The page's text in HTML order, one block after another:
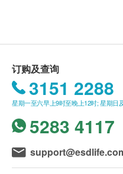
血压
肝功能
白蛋白
谷草转氨酶
HK$1,250.0
上腹部超声波 ( 肝、胆、
透过超声波检查肝、胆、
20% off
HK$1,900.0 HK$2,380
客户须于预约当天出
认身份。
疫苗注射服务计划有
月内(由确认付款日
提前1个月预约相关
卫苗9合1 子宫颈癌
有效期为1个月，客
订购及查询
3151 2288
星期一至六早上9时至晚上12时; 星期日
5283 4117